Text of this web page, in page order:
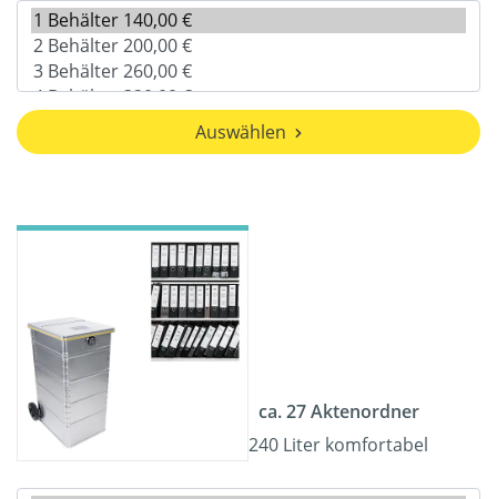
Auswählen
ca. 27 Aktenordner
240 Liter komfortabel